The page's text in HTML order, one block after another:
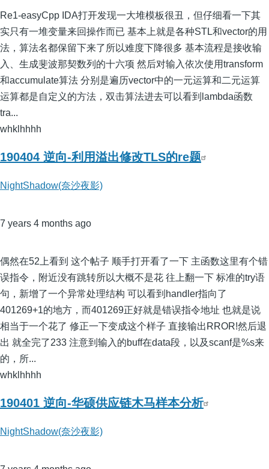
Re1-easyCpp IDA打开发现一大堆模板很丑，但仔细看一下其
实只有一堆变量来回操作而已 基本上就是各种STL和vector的用
法，算法名都保留下来了所以难度下降很多 基本流程是接收输
入、生成斐波那契数列的十六项 然后对输入依次使用transform
和accumulate算法 分别是遍历vector中的一元运算和二元运算
运算都是自定义的方法，双击算法进去可以看到lambda函数
tra...
whklhhhh
190404 逆向-利用溢出修改TLS的re题
NightShadow(奈沙夜影)
7 years 4 months ago
偶然在52上看到 这个帖子 顺手打开看了一下 主函数这里有个错
误指令，附近没有跳转所以大概不是花 往上翻一下 标准的try语
句，新增了一个异常处理结构 可以看到handler指向了
401269+1的地方，而401269正好就是错误指令地址 也就是说
相当于一个花了 修正一下变成这个样子 直接输出RROR!然后退
出 就全完了233 注意到输入的buff在data段，以及scanf是%s来
的，所...
whklhhhh
190401 逆向-华硕供应链木马样本分析
NightShadow(奈沙夜影)